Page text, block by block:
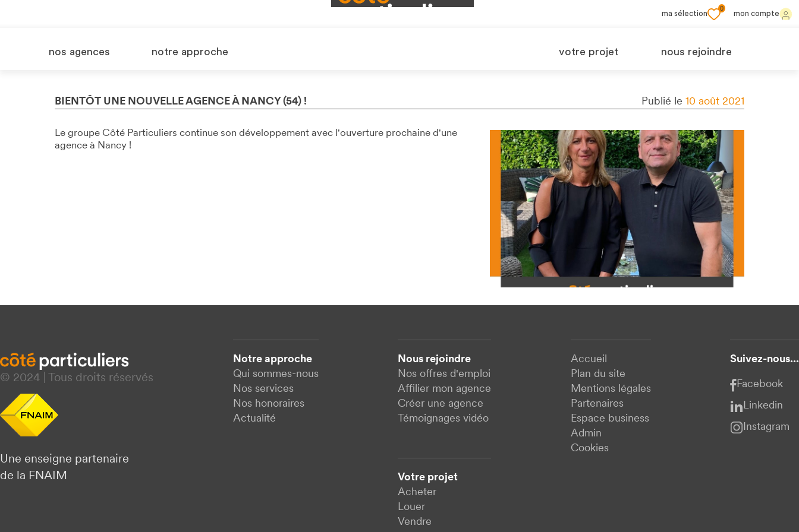
ma sélection
0
mon compte
nos agences notre approche votre projet nous rejoindre
BIENTÔT UNE NOUVELLE AGENCE À NANCY (54) ! Publié le 10 août 2021
Le groupe Côté Particuliers continue son développement avec l'ouverture prochaine d'une
agence à Nancy !
© 2024 | Tous droits réservés
Une enseigne partenaire
de la FNAIM
Notre approche
Qui sommes-nous
Nos services
Nos honoraires
Actualité
Nous rejoindre
Nos offres d'emploi
Affilier mon agence
Créer une agence
Témoignages vidéo
Votre projet
Acheter
Louer
Vendre
Accueil
Plan du site
Mentions légales
Partenaires
Espace business
Admin
Cookies
Suivez-nous...
Facebook
Linkedin
Instagram